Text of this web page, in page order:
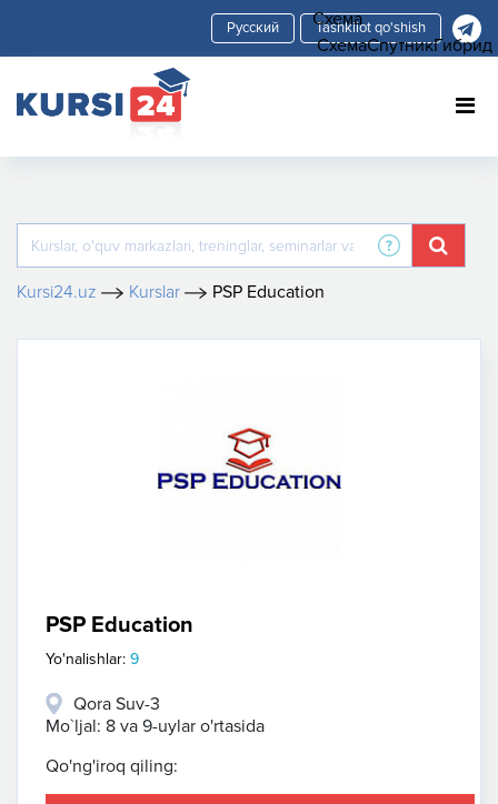
Tashkilot qo'shish
Kursi24.uz Kurslar PSP Education
PSP Education
Yo'nalishlar: 9
Qora Suv-3
Mo`ljal: 8 va 9-uylar o'rtasida
Qo'ng'iroq qiling:
Схема
СхемаСпутникГибрид